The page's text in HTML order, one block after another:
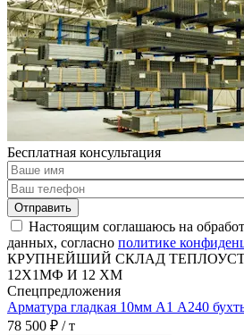
Бесплатная консультация
Отправить
Настоящим соглашаюсь на
данных, согласно политике
КРУПНЕЙШИЙ СКЛАД
12Х1МФ И 12 ХМ
Спецпредложения
Арматура гладкая 10мм А1 А240
78 500 ₽ / т